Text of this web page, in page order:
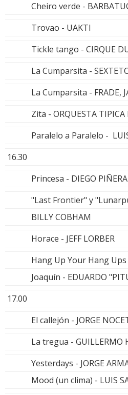
Cheiro verde -
Trovao - UAKTI
Tickle tango - CIRQUE
La Cumparsita -
La Cumparsita - FRADE,
Zita - ORQUESTA TIPICA
Paralelo a Paralelo -
16.30
Princesa - DIEGO PIÑERA
"Last Frontier" y
BILLY COBHAM
Horace - JEFF LORBER
Hang Up Your Hang Ups
Joaquín - EDUARDO
17.00
El callejón - JORGE
La tregua - GUILLERMO
Yesterdays - JORGE
Mood (un clima) - LUIS